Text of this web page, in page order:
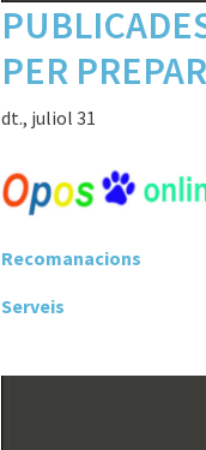
PER
dt., juliol 31
Recomanacions
Serveis